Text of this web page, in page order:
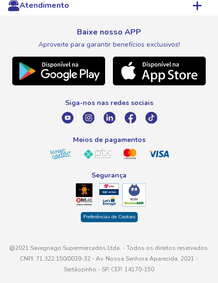
Save Ganhe
Natal
Promoção Fim de Ano
Pagamentos
Canal de Ética
Lista de Compras
Meus Descontos
Atendimento
WhatsApp
Telefone
0800 016 6680
atendimento@savegnago.com.br
Baixe nosso APP
Aproveite para garantir benefícios exclusivos!
Siga-nos nas redes sociais
Meios de pagamentos
Segurança
Preferências de Cookies
@2021 Savegnago Supermercados Ltda. - Todos os direitos reservados.
CNPJ: 71.322.150/0039-32 - Av. Nossa Senhora Aparecida, 2021 -
Sertãozinho - SP, CEP: 14170-150